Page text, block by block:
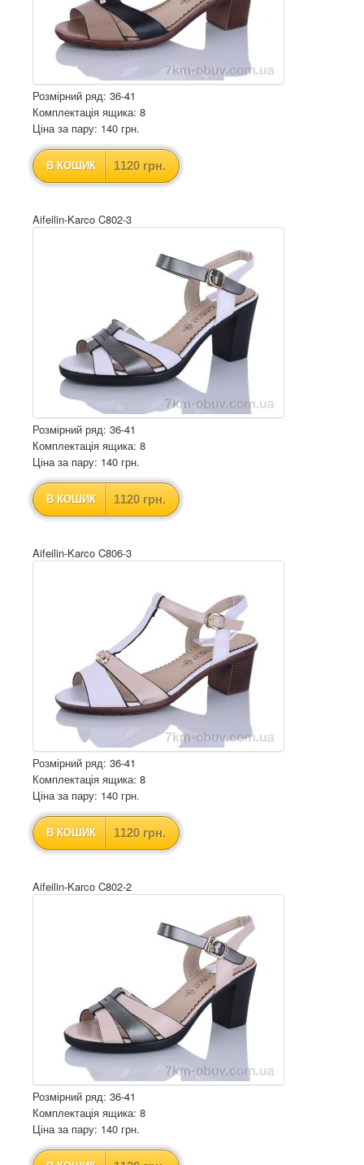
Розмірний ряд: 36-41
Комплектація ящика: 8
Ціна за пару: 140 грн.
В КОШИК 1120 грн.
Aifeilin-Karco C802-3
Розмірний ряд: 36-41
Комплектація ящика: 8
Ціна за пару: 140 грн.
В КОШИК 1120 грн.
Aifeilin-Karco C806-3
Розмірний ряд: 36-41
Комплектація ящика: 8
Ціна за пару: 140 грн.
В КОШИК 1120 грн.
Aifeilin-Karco C802-2
Розмірний ряд: 36-41
Комплектація ящика: 8
Ціна за пару: 140 грн.